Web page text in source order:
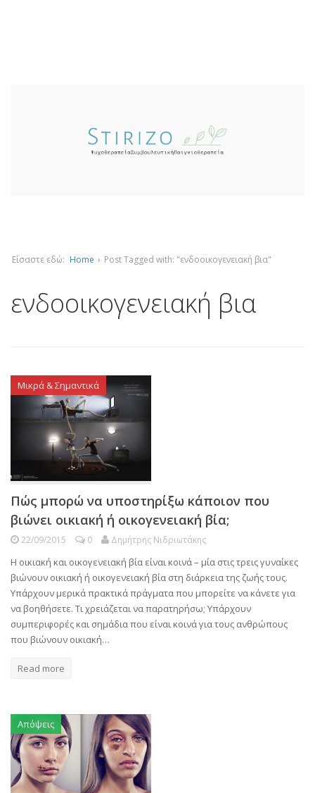
Είσαστε εδώ: Home › Post Tagged with: "ενδοοικογενειακή βια"
ενδοοικογενειακή βια
Μικρά & Σημαντικά
Πώς μπορώ να υποστηρίξω κάποιον που
βιώνει οικιακή ή οικογενειακή βία;
22/09/2015 0 Δημήτρης Νιδριωτάκης
Η οικιακή και οικογενειακή βία είναι κοινά – μία στις τρεις γυναίκες
βιώνουν οικιακή ή οικογενειακή βία στη διάρκεια της ζωής τους.
Υπάρχουν μερικά πρακτικά πράγματα που μπορείτε να κάνετε για
να βοηθήσετε. Τι χρειάζεται να παρατηρήσω; Υπάρχουν
συμπεριφορές και σημάδια που είναι κοινά για τους ανθρώπους
που βιώνουν οικιακή…
Read more
Απόψεις